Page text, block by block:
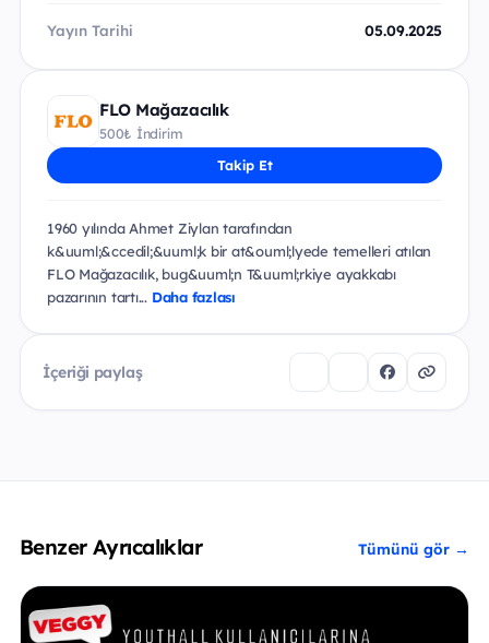
Yayın Tarihi 05.09.2025
FLO Mağazacılık
500₺ İndirim
Takip Et
1960 yılında Ahmet Ziylan tarafından
k&uuml;&ccedil;&uuml;k bir at&ouml;lyede temelleri atılan
FLO Mağazacılık, bug&uuml;n T&uuml;rkiye ayakkabı
pazarının tartı... Daha fazlası
İçeriği paylaş
Benzer Ayrıcalıklar Tümünü gör →